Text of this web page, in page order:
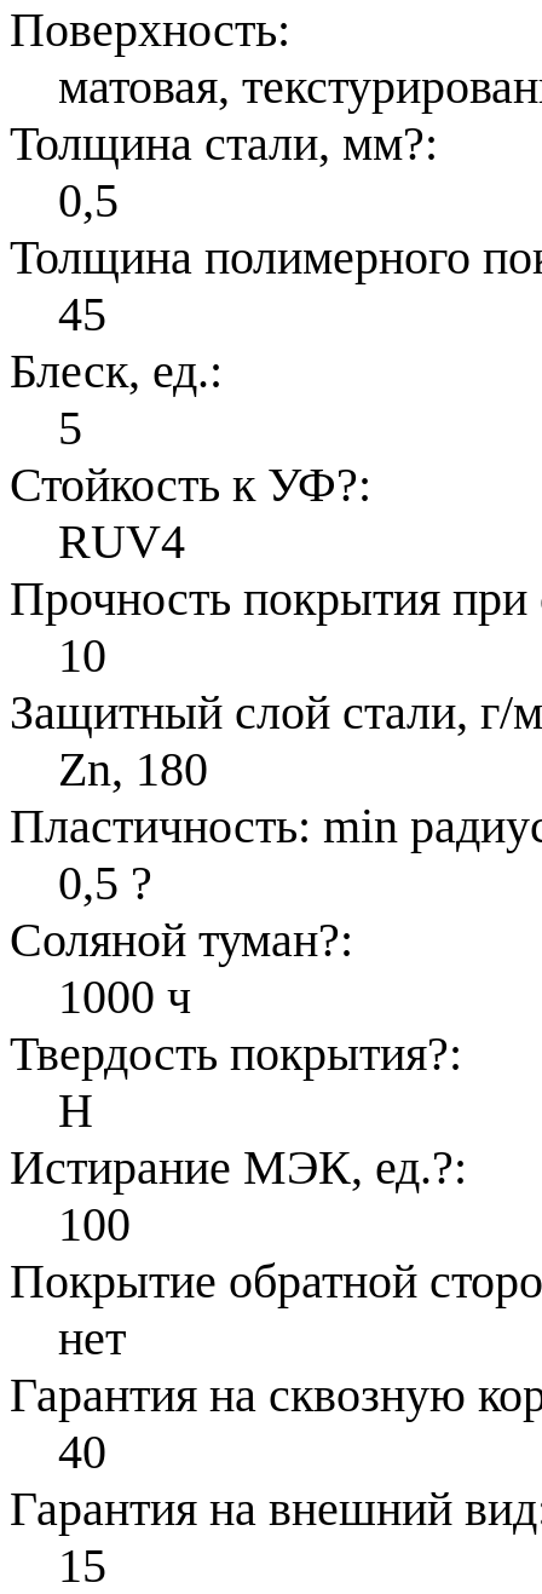
Поверхность:
матовая,
Толщина стали, мм?:
0,5
Толщина полимерного
45
Блеск, ед.:
5
Стойкость к УФ?:
RUV4
Прочность покрытия
10
Защитный слой стали, г/
Zn, 180
Пластичность: min
0,5 ?
Соляной туман?:
1000 ч
Твердость покрытия?:
H
Истирание МЭК, ед.?:
100
Покрытие обратной
нет
Гарантия на сквозную
40
Гарантия на внешний
15